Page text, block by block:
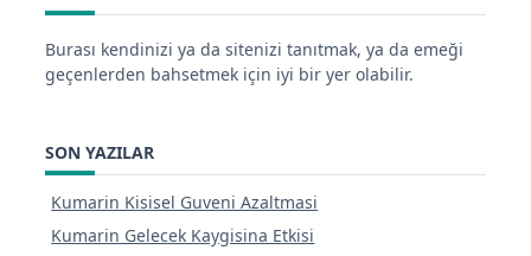
Burası kendinizi ya da sitenizi tanıtmak, ya da emeği
geçenlerden bahsetmek için iyi bir yer olabilir.
SON YAZILAR
Kumarin Kisisel Guveni Azaltmasi
Kumarin Gelecek Kaygisina Etkisi